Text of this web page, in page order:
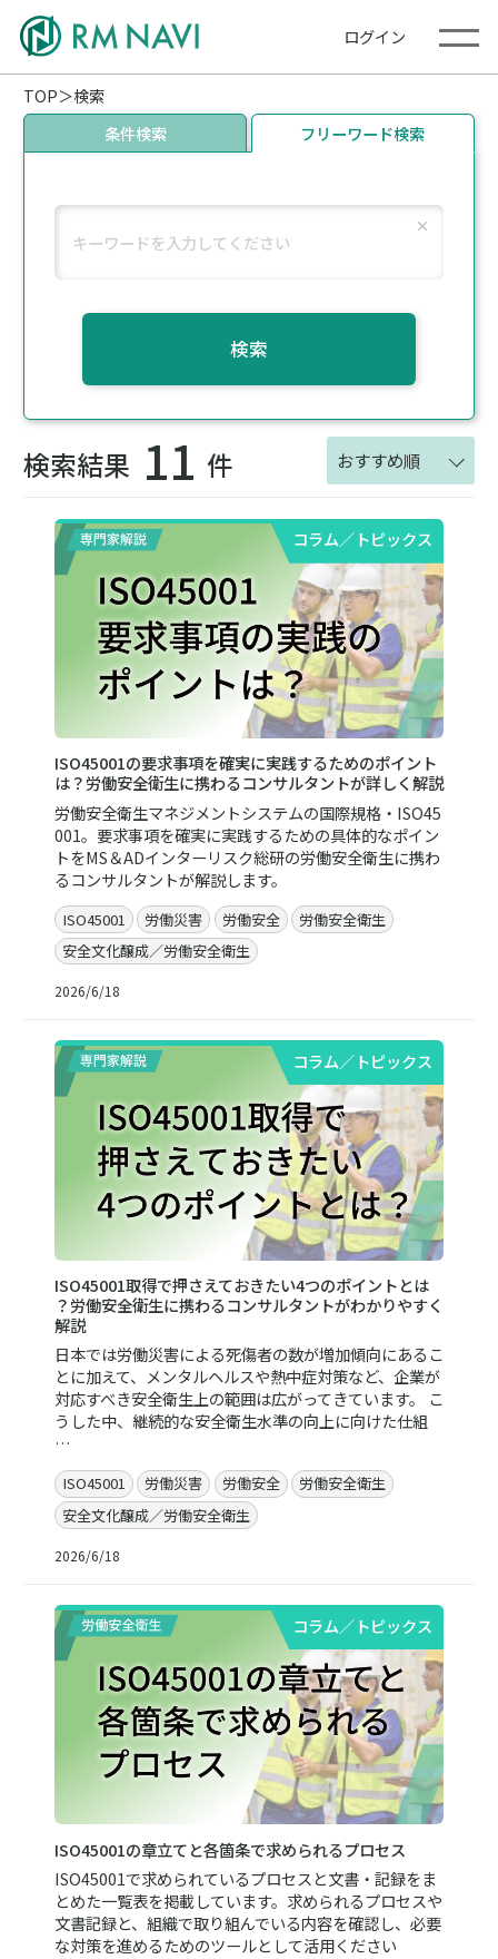
ログイン
TOP
検索
条件検索
フリーワード検索
検索
検索結果 11 件 おすすめ順
コラム／トピックス
ISO45001の要求事項を確実に実践するためのポイント
は？労働安全衛生に携わるコンサルタントが詳しく解説
労働安全衛生マネジメントシステムの国際規格・ISO45
001。要求事項を確実に実践するための具体的なポイン
トをMS＆ADインターリスク総研の労働安全衛生に携わ
るコンサルタントが解説します。
ISO45001 労働災害 労働安全
労働安全衛生
安全文化醸成／労働安全衛生
2026/6/18
コラム／トピックス
ISO45001取得で押さえておきたい4つのポイントとは
？労働安全衛生に携わるコンサルタントがわかりやすく
解説
日本では労働災害による死傷者の数が増加傾向にあるこ
とに加えて、メンタルヘルスや熱中症対策など、企業が
対応すべき安全衛生上の範囲は広がってきています。 こ
うした中、継続的な安全衛生水準の向上に向けた仕組
…
ISO45001 労働災害 労働安全
労働安全衛生
安全文化醸成／労働安全衛生
2026/6/18
コラム／トピックス
ISO45001の章立てと各箇条で求められるプロセス
ISO45001で求められているプロセスと文書・記録をま
とめた一覧表を掲載しています。求められるプロセスや
文書記録と、組織で取り組んでいる内容を確認し、必要
な対策を進めるためのツールとして活用ください